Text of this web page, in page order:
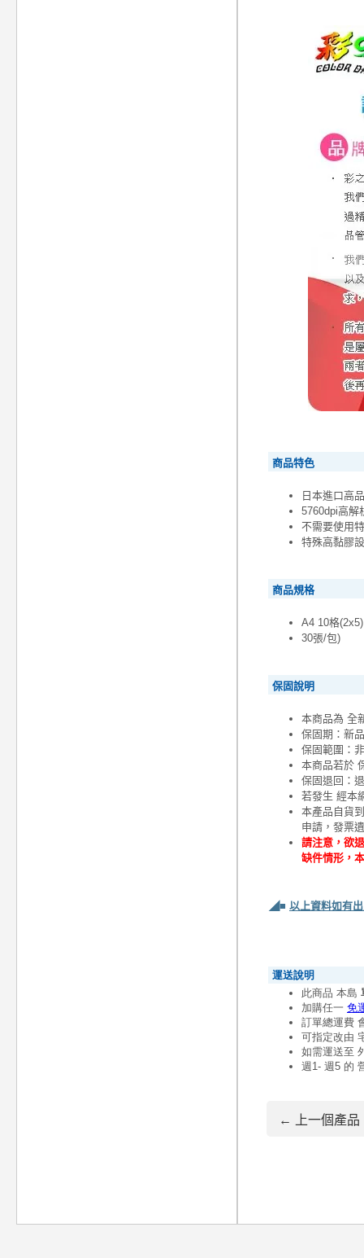
商品特色
日本進口高
5760dpi高解
不需要使用
特殊高黏膠
商品規格
A4 10格(2x5)
30張/包)
保固說明
本商品為 全
保固期：新
保固範圍：
本商品若於
保固退回：
若發生 經本
本產品自貨
申請，發票
請注意，欲
缺件情形，
◢■ 以上資料如有
← 上一個產品